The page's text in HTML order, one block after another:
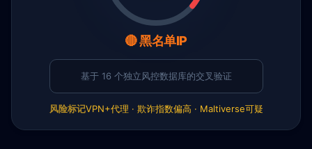
🔴 黑名单IP
基于 16 个独立风控数据库的交叉验证
风险标记VPN+代理 · 欺诈指数偏高 · Maltiverse可疑